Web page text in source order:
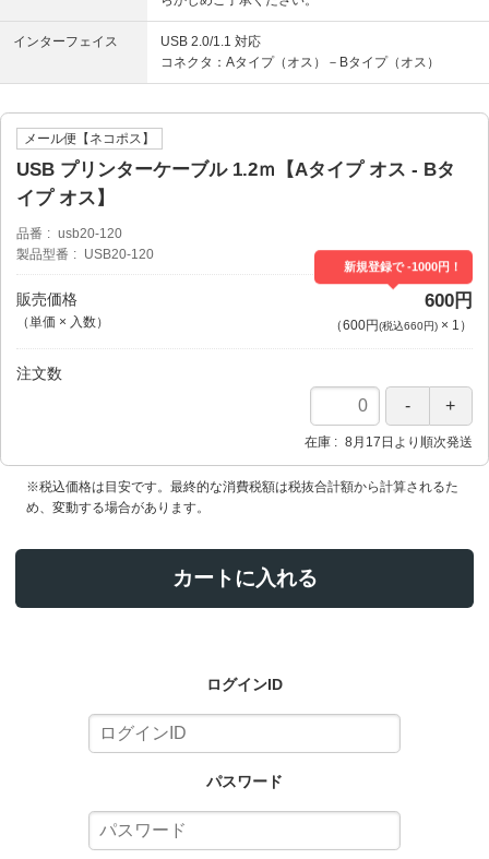
インターフェイス
USB 2.0/1.1 対応
コネクタ：Aタイプ（オス）－Bタイプ（オス）
メール便【ネコポス】
USB プリンターケーブル 1.2ｍ【Aタイプ オス - Bタ
イプ オス】
品番
usb20-120
製品型番
USB20-120
販売価格
（単価 × 入数）
新規登録で -1000円！
600円
（600円(税込660円)× 1 ）
注文数
在庫 8月17日より順次発送
※税込価格は目安です。最終的な消費税額は税抜合計額から計算されるた
め、変動する場合があります。
カートに入れる
ログインID
パスワード